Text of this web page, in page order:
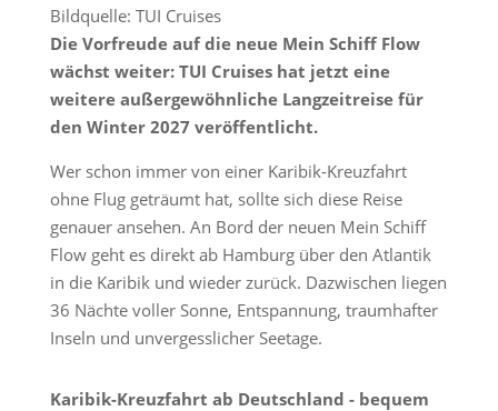
Bildquelle: TUI Cruises
Die Vorfreude auf die neue Mein Schiff Flow
wächst weiter: TUI Cruises hat jetzt eine
weitere außergewöhnliche Langzeitreise für
den Winter 2027 veröffentlicht.
Wer schon immer von einer Karibik-Kreuzfahrt
ohne Flug geträumt hat, sollte sich diese Reise
genauer ansehen. An Bord der neuen Mein Schiff
Flow geht es direkt ab Hamburg über den Atlantik
in die Karibik und wieder zurück. Dazwischen liegen
36 Nächte voller Sonne, Entspannung, traumhafter
Inseln und unvergesslicher Seetage.
Karibik-Kreuzfahrt ab Deutschland - bequem